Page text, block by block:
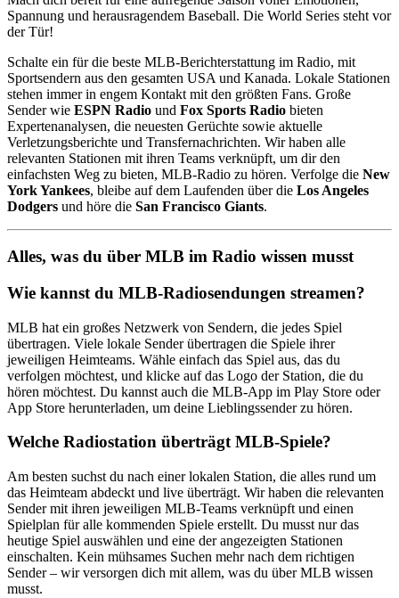
Spannung und herausragendem Baseball. Die World Series steht vor
der Tür!
Schalte ein für die beste MLB-Berichterstattung im Radio, mit
Sportsendern aus den gesamten USA und Kanada. Lokale Stationen
stehen immer in engem Kontakt mit den größten Fans. Große
Sender wie ESPN Radio und Fox Sports Radio bieten
Expertenanalysen, die neuesten Gerüchte sowie aktuelle
Verletzungsberichte und Transfernachrichten. Wir haben alle
relevanten Stationen mit ihren Teams verknüpft, um dir den
einfachsten Weg zu bieten, MLB-Radio zu hören. Verfolge die New
York Yankees, bleibe auf dem Laufenden über die Los Angeles
Dodgers und höre die San Francisco Giants.
Alles, was du über MLB im Radio wissen musst
Wie kannst du MLB-Radiosendungen streamen?
MLB hat ein großes Netzwerk von Sendern, die jedes Spiel
übertragen. Viele lokale Sender übertragen die Spiele ihrer
jeweiligen Heimteams. Wähle einfach das Spiel aus, das du
verfolgen möchtest, und klicke auf das Logo der Station, die du
hören möchtest. Du kannst auch die MLB-App im Play Store oder
App Store herunterladen, um deine Lieblingssender zu hören.
Welche Radiostation überträgt MLB-Spiele?
Am besten suchst du nach einer lokalen Station, die alles rund um
das Heimteam abdeckt und live überträgt. Wir haben die relevanten
Sender mit ihren jeweiligen MLB-Teams verknüpft und einen
Spielplan für alle kommenden Spiele erstellt. Du musst nur das
heutige Spiel auswählen und eine der angezeigten Stationen
einschalten. Kein mühsames Suchen mehr nach dem richtigen
Sender – wir versorgen dich mit allem, was du über MLB wissen
musst.